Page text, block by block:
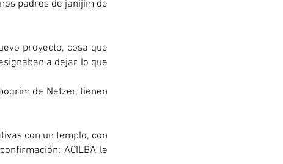
padres de janijim de
proyecto, cosa que
a dejar lo que
de Netzer, tienen
con un templo, con
ACILBA le